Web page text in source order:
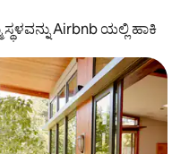
Airbnb ಯಲ್ಲಿ ಹಾಕಿ